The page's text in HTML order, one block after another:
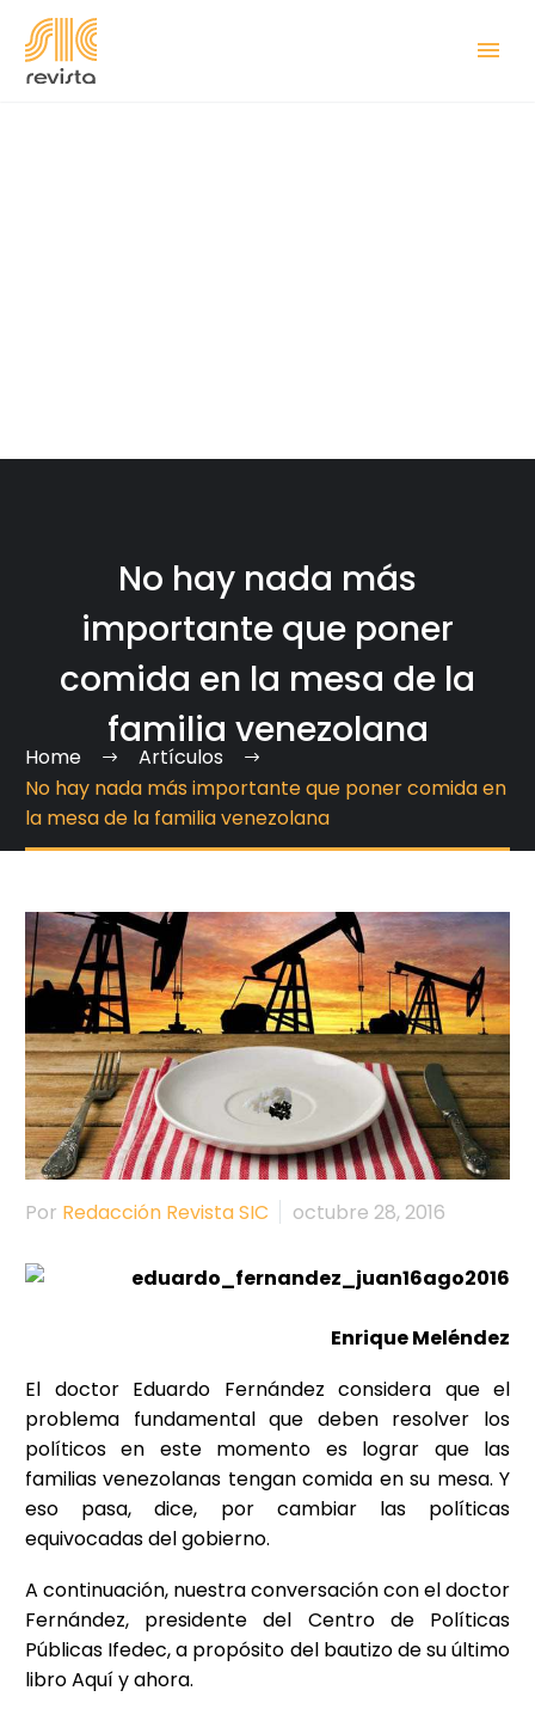
No hay nada más
importante que poner
comida en la mesa de la
familia venezolana
Home
Artículos
No hay nada más importante que poner comida en
la mesa de la familia venezolana
Por Redacción Revista SIC octubre 28, 2016
Enrique Meléndez
El doctor Eduardo Fernández considera que el
problema fundamental que deben resolver los
políticos en este momento es lograr que las
familias venezolanas tengan comida en su mesa. Y
eso pasa, dice, por cambiar las políticas
equivocadas del gobierno.
A continuación, nuestra conversación con el doctor
Fernández, presidente del Centro de Políticas
Públicas Ifedec, a propósito del bautizo de su último
libro Aquí y ahora.